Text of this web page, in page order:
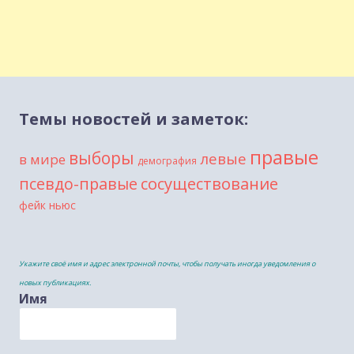
Темы новостей и заметок:
в мире выборы демография левые правые
псевдо-правые сосуществование
фейк ньюс
Укажите своё имя и адрес электронной почты, чтобы получать иногда уведомления о
новых публикациях.
Имя